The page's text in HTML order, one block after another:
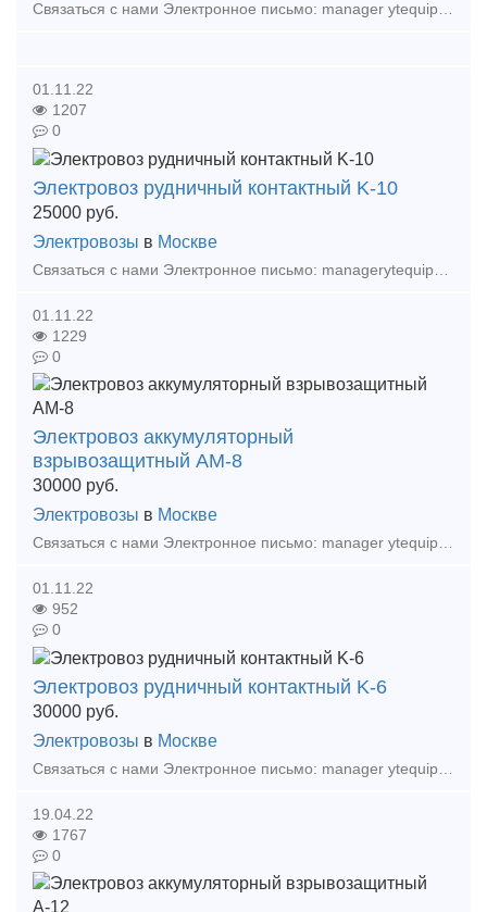
Связаться с нами Электронное письмо: manager ytequipment net export ytequipment.net Веб-сайт: ytminig net/ телефонный номер: +86 17369222201 86 - 731 - 58528855 Аккумулят
01.11.22
1207
0
Электровоз рудничный контактный K-10
25000 руб.
Электровозы в Москве
Связаться с нами Электронное письмо: managerytequipment net exportytequipment net Веб-сайт: ytminig net/ телефонный номер: +86 17369222201 86 - 731 - 58528855 Тр
01.11.22
1229
0
Электровоз аккумуляторный
взрывозащитный АМ-8
30000 руб.
Электровозы в Москве
Связаться с нами Электронное письмо: manager ytequipment net export ytequipment net Веб-сайт: ytminig net/ телефонный номер: +86 17369222201 86 - 731 - 58528855
01.11.22
952
0
Электровоз рудничный контактный K-6
30000 руб.
Электровозы в Москве
19.04.22
1767
0